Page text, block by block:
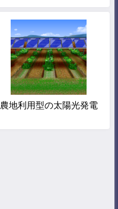
農地利用型の太陽光発電